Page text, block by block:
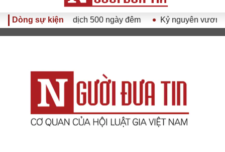
Dòng sự kiện
Chiến dịch 500 ngày đêm Kỷ nguyên vươn mình của